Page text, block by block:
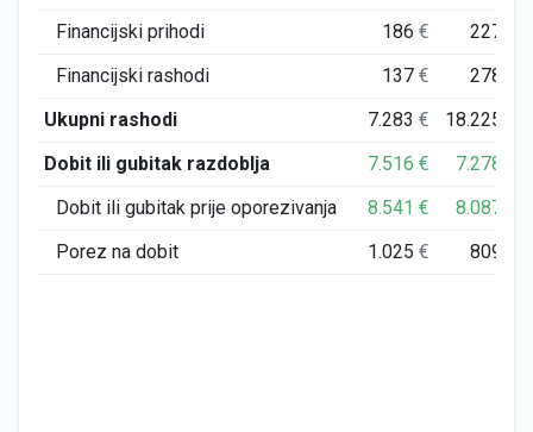
Financijski prihodi
186€ 227
Financijski rashodi
137€ 278
Ukupni rashodi
7.283€ 18.225
Dobit ili gubitak razdoblja
7.516€ 7.278
Dobit ili gubitak prije oporezivanja
8.541€ 8.087
Porez na dobit
1.025€ 809